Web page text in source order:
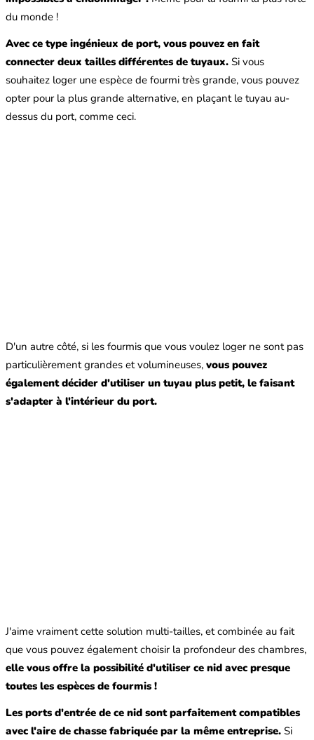
du monde !
Avec ce type ingénieux de port, vous pouvez en fait
connecter deux tailles différentes de tuyaux. Si vous
souhaitez loger une espèce de fourmi très grande, vous pouvez
opter pour la plus grande alternative, en plaçant le tuyau au-
dessus du port, comme ceci.
D'un autre côté, si les fourmis que vous voulez loger ne sont pas
particulièrement grandes et volumineuses, vous pouvez
également décider d'utiliser un tuyau plus petit, le faisant
s'adapter à l'intérieur du port.
J'aime vraiment cette solution multi-tailles, et combinée au fait
que vous pouvez également choisir la profondeur des chambres,
elle vous offre la possibilité d'utiliser ce nid avec presque
toutes les espèces de fourmis !
Les ports d'entrée de ce nid sont parfaitement compatibles
avec l'aire de chasse fabriquée par la même entreprise. Si